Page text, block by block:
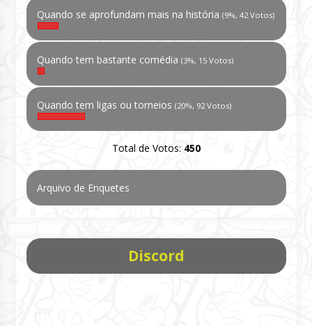
Quando se aprofundam mais na história (9%, 42 Votos)
Quando tem bastante comédia (3%, 15 Votos)
Quando tem ligas ou torneios (20%, 92 Votos)
Total de Votos: 450
Arquivo de Enquetes
Discord